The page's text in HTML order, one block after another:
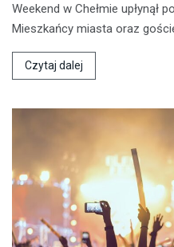
Weekend w Chełmie upłynął
Mieszkańcy miasta oraz
Czytaj dalej